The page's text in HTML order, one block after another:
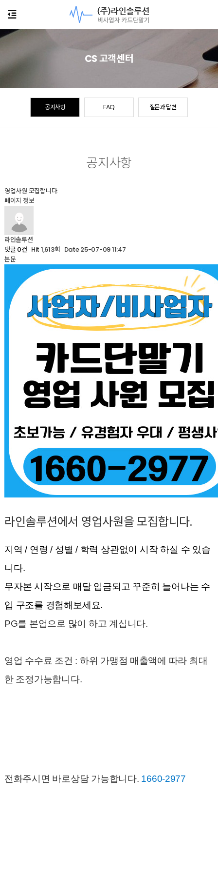
공지사항 FAQ 질문과 답변
CS 고객센터
공지사항
영업사원 모집합니다.
페이지 정보
라인솔루션
댓글 0건 Hit 1,613회 Date 25-07-09 11:47
본문
라인솔루션에서 영업사원을 모집합니다.
지역 / 연령 / 성별 / 학력 상관없이 시작 하실 수 있습
니다.
무자본 시작으로 매달 입금되고 꾸준히 늘어나는 수
입 구조를 경험해보세요.
PG를 본업으로 많이 하고 계십니다.
영업 수수료 조건 : 하위 가맹점 매출액에 따라 최대
한 조정가능합니다.
전화주시면 바로상담 가능합니다. 1660-2977